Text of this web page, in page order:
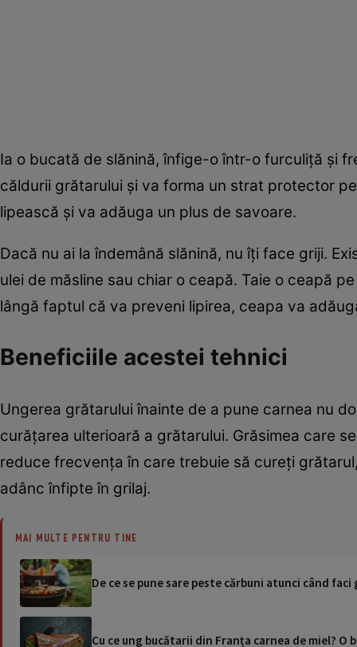
Ia o bucată de slănină, înfige-o într-o furculiță și
căldurii grătarului și va forma un strat protector
lipească și va adăuga un plus de savoare.
Dacă nu ai la îndemână slănină, nu îți face griji.
ulei de măsline sau chiar o ceapă. Taie o ceapă
lângă faptul că va preveni lipirea, ceapa va
Beneficiile acestei tehnici
Ungerea grătarului înainte de a pune carnea nu
curățarea ulterioară a grătarului. Grăsimea care
reduce frecvența în care trebuie să cureți
adânc înfipte în grilaj.
MAI MULTE PENTRU TINE
De ce se pune sare peste cărbuni atunci când
Cu ce ung bucătarii din Franța carnea de miel? O